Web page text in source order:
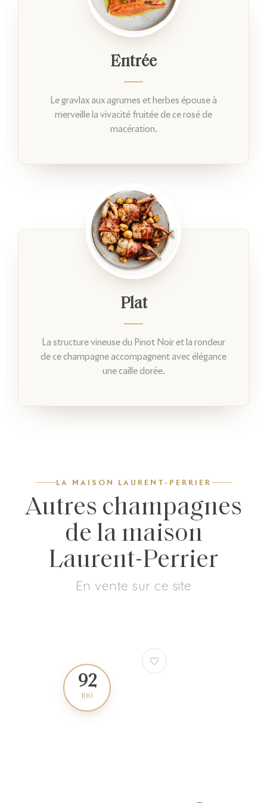
Entrée
Le gravlax aux agrumes et herbes épouse à
merveille la vivacité fruitée de ce rosé de
macération.
Plat
La structure vineuse du Pinot Noir et la rondeur
de ce champagne accompagnent avec élégance
une caille dorée.
LA MAISON LAURENT-PERRIER
Autres champagnes
de la maison
Laurent-Perrier
En vente sur ce site
92
100